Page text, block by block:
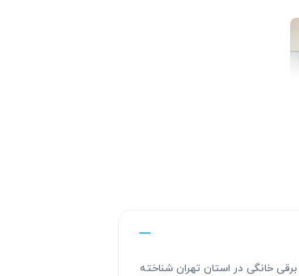
لوازم برقی خانگی در استان تهران شناخته